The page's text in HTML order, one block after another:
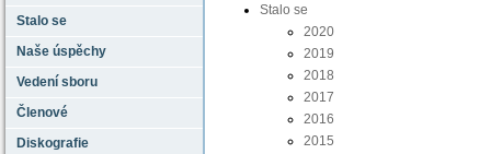
Stalo se
Naše úspěchy
Vedení sboru
Členové
Diskografie
Stalo se
2020
2019
2018
2017
2016
2015